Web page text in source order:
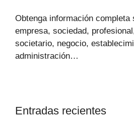
Obtenga información completa
empresa, sociedad,
societario, negocio,
administración…
Entradas recientes